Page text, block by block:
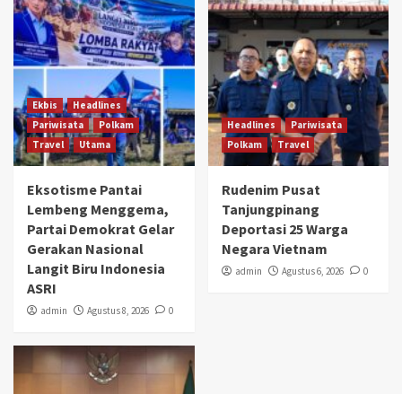
Ekbis
Headlines
Pariwisata
Polkam
Travel
Utama
Eksotisme Pantai
Lembeng Menggema,
Partai Demokrat Gelar
Gerakan Nasional
Langit Biru Indonesia
ASRI
admin Agustus 8, 2026 0
Headlines
Pariwisata
Polkam
Travel
Rudenim Pusat
Tanjungpinang
Deportasi 25 Warga
Negara Vietnam
admin Agustus 6, 2026 0